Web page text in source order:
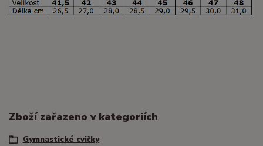
Zboží zařazeno v kategoriích
Gymnastické cvičky